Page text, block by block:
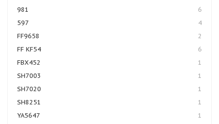
981
6
597
4
FF9658
2
FF KF54
6
FBX452
1
SH7003
1
SH7020
1
SH8251
1
YA5647
1